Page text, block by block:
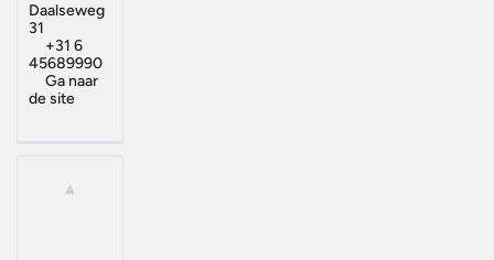
Daalseweg
31
+31 6
45689990
Ga naar
de site